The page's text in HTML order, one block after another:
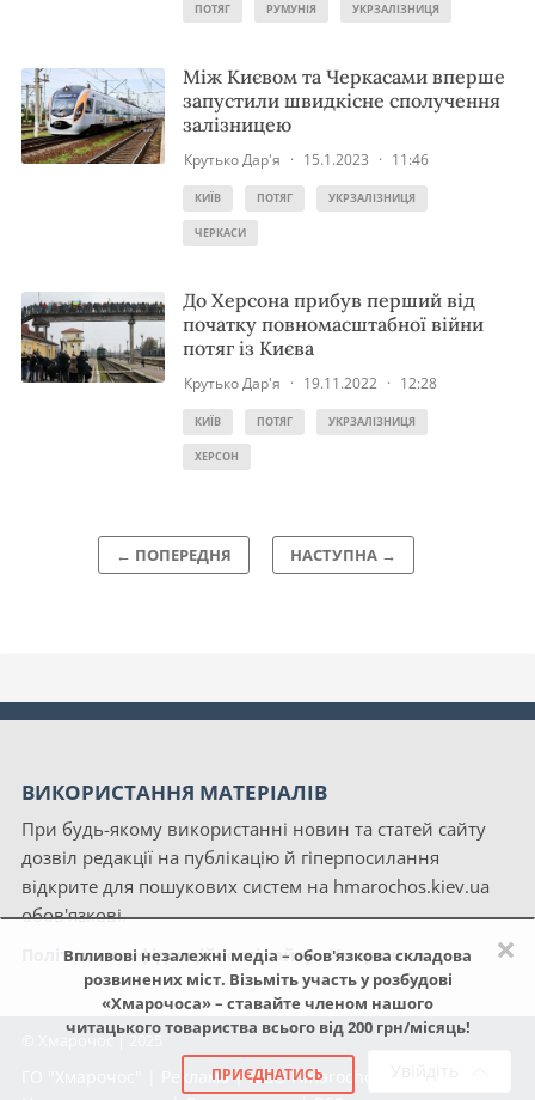
×
Впливові незалежні медіа – обов'язкова складова
розвинених міст. Візьміть участь у розбудові
«Хмарочоса» – ставайте членом нашого
читацького товариства всього від 200 грн/місяць!
ПРИЄДНАТИСЬ
ПОТЯГ РУМУНІЯ УКРЗАЛІЗНИЦЯ
Між Києвом та Черкасами вперше
запустили швидкісне сполучення
залізницею
Крутько Дар'я · 15.1.2023 · 11:46
КИЇВ ПОТЯГ УКРЗАЛІЗНИЦЯ
ЧЕРКАСИ
До Херсона прибув перший від
початку повномасштабної війни
потяг із Києва
Крутько Дар'я · 19.11.2022 · 12:28
КИЇВ ПОТЯГ УКРЗАЛІЗНИЦЯ
ХЕРСОН
← ПОПЕРЕДНЯ НАСТУПНА →
ВИКОРИСТАННЯ МАТЕРІАЛІВ
При будь-якому використанні новин та статей сайту
дозвіл редакції на публікацію й гіперпосилання
відкрите для пошукових систем на hmarochos.kiev.ua
обов'язкові.
Політика конфіденційності сайту «Хмарочос»
© Хмарочос | 2025
Реклама|NGO Hmarochos